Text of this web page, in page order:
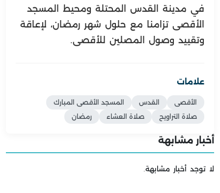
في مدينة القدس المحتلة ومحيط المسجد
الأقصى تزامنا مع حلول شهر رمضان، لإعاقة
وتقييد وصول المصلين للأقصى.
علامات
الأقصى القدس
المسجد الأقصى المبارك
صلاة التراويح
صلاة العشاء رمضان
أخبار مشابهة
لا توجد أخبار مشابهة.